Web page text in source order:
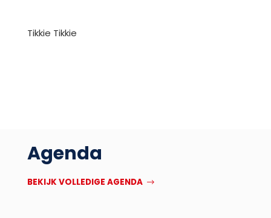
Tikkie Tikkie
Agenda
BEKIJK VOLLEDIGE AGENDA